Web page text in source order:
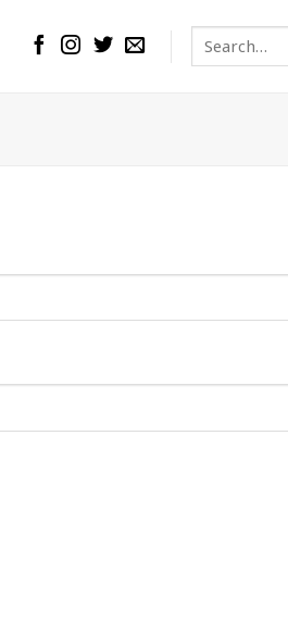
Search
for: